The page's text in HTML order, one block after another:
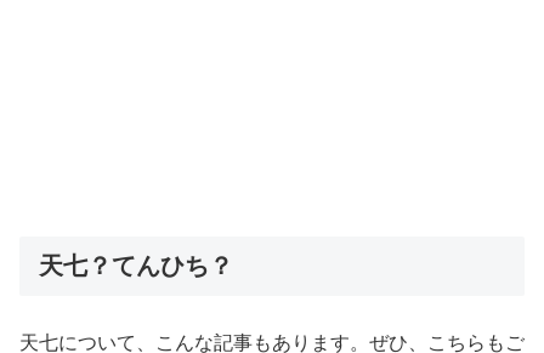
天七？てんひち？
天七について、こんな記事もあります。ぜひ、こちらもご